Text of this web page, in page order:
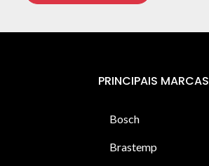
PRINCIPAIS MARCAS
Bosch
Brastemp